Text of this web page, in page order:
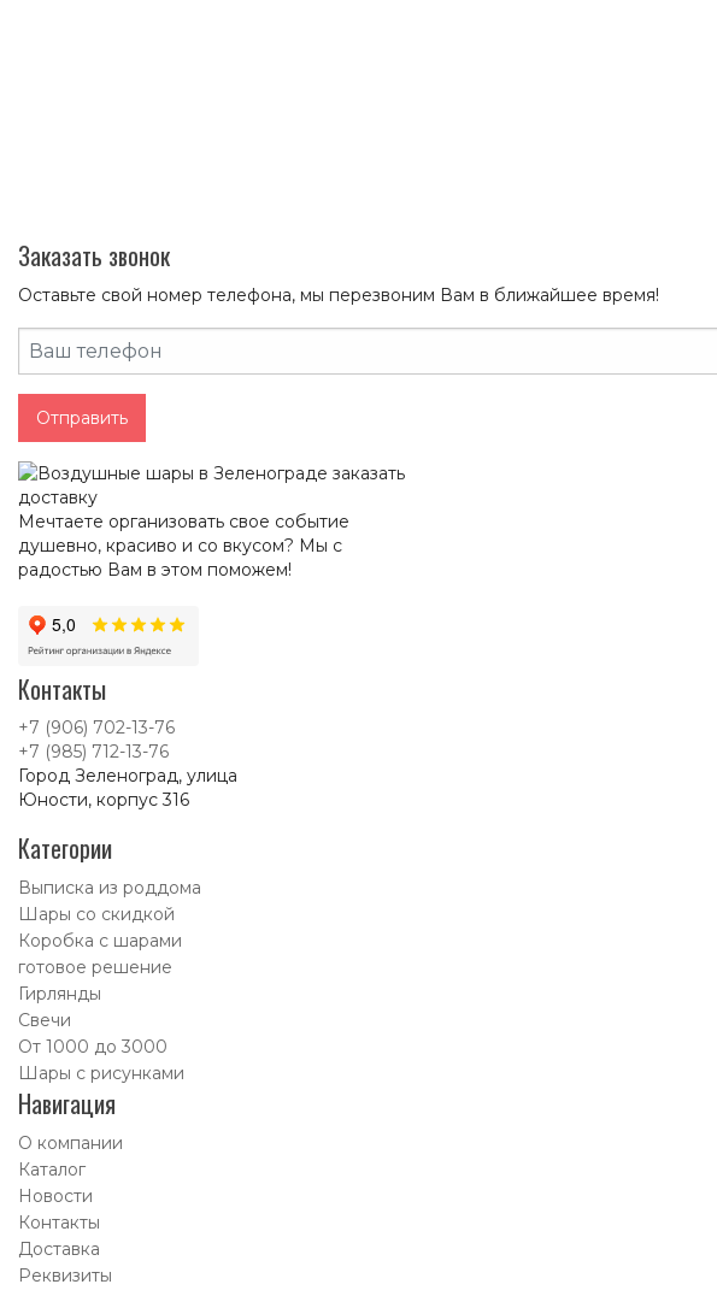
Заказать звонок
Оставьте свой номер телефона, мы перезвоним Вам в ближайшее время!
Отправить
Мечтаете организовать свое событие
душевно, красиво и со вкусом? Мы с
радостью Вам в этом поможем!
Контакты
+7 (906) 702-13-76
+7 (985) 712-13-76
Город Зеленоград, улица
Юности, корпус 316
Категории
Выписка из роддома
Шары со скидкой
Коробка с шарами
готовое решение
Гирлянды
Свечи
От 1000 до 3000
Шары с рисунками
Навигация
О компании
Каталог
Новости
Контакты
Доставка
Реквизиты